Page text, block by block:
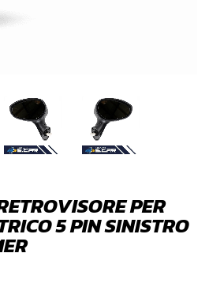
PER
5 PIN SINISTRO